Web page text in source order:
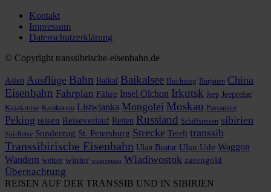
Kontakt
Impressum
Datenschutzerklärung
© Copyright transsibrische-eisenbahn.de
Asien Ausflüge Bahn Baikal Baikalsee Buchung Burjatien China
Eisenbahn Fahrplan Fähre Insel Olchon Irkutsk Jeep Jeepreise
Kajakreise Karakorum Listwjanka Mongolei Moskau Passagiere
Peking reisen Reiseverlauf Reiten Russland Schiffsreisen sibirien
Ski-Reise Sonderzug St. Petersburg Strecke Terelj transsib
Transsibirische Eisenbahn Ulan Baatar Ulan Ude Waggon
Wandern wetter winter witerreisen Wladiwostok zarengold
Übernachtung
REISEN AUF DER TRANSSIB UND IN SIBIRIEN